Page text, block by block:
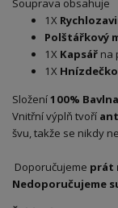
Souprava obsahuje
1X
Polštářkový
1X Kapsář na
1X Hnízdečko
Složení100% Bavlna
Vnitřní výplň tvoří
švu, takže se nikdy
Doporučujeme prát
Nedoporučujeme